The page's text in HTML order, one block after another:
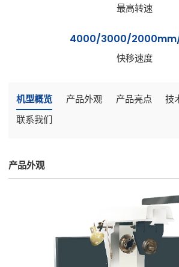
最高转速
4000/3000/
快移速度
机型概览 产品外观 产品亮点
技
联系我们
产品外观